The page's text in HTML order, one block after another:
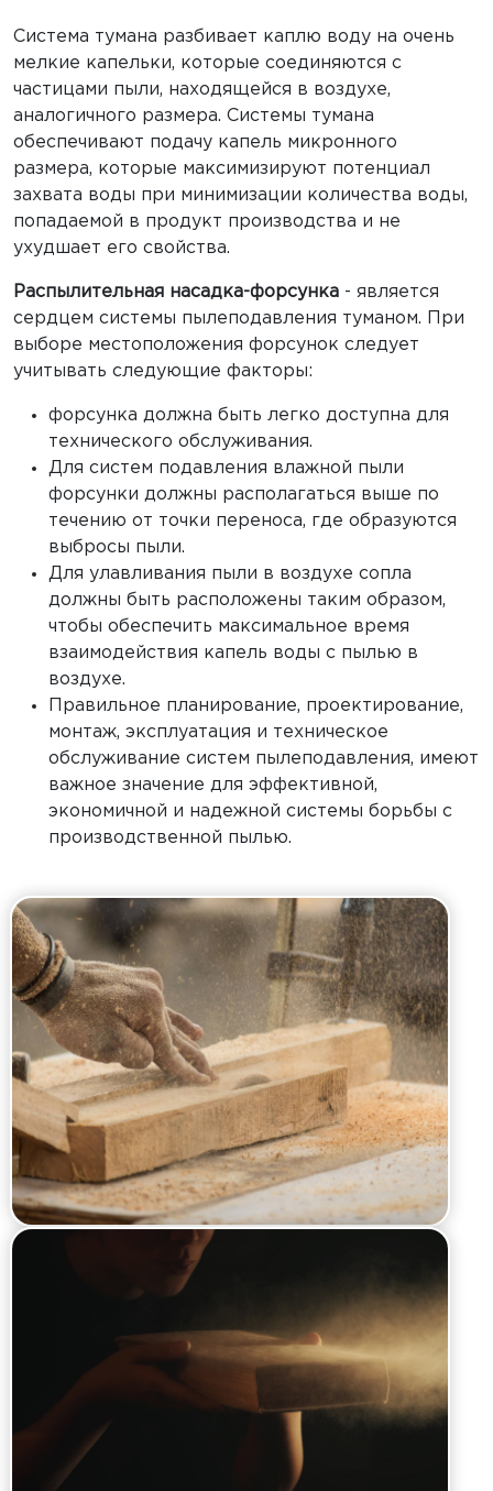
Система тумана разбивает каплю воду на очень
мелкие капельки, которые соединяются с
частицами пыли, находящейся в воздухе,
аналогичного размера. Системы тумана
обеспечивают подачу капель микронного
размера, которые максимизируют потенциал
захвата воды при минимизации количества воды,
попадаемой в продукт производства и не
ухудшает его свойства.
Распылительная насадка-форсунка - является
сердцем системы пылеподавления туманом. При
выборе местоположения форсунок следует
учитывать следующие факторы:
форсунка должна быть легко доступна для
технического обслуживания.
Для систем подавления влажной пыли
форсунки должны располагаться выше по
течению от точки переноса, где образуются
выбросы пыли.
Для улавливания пыли в воздухе сопла
должны быть расположены таким образом,
чтобы обеспечить максимальное время
взаимодействия капель воды с пылью в
воздухе.
Правильное планирование, проектирование,
монтаж, эксплуатация и техническое
обслуживание систем пылеподавления, имеют
важное значение для эффективной,
экономичной и надежной системы борьбы с
производственной пылью.